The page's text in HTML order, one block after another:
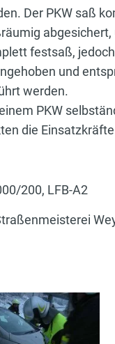
Der PKW saß
festsaß,
und
werden.
PKW
die
200, LFB-A2